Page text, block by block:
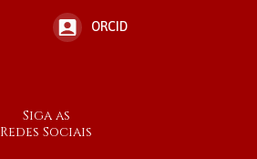
ORCID
Siga as
Redes Sociais